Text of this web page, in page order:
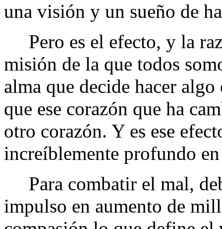
una visión y un sueño de
Pero es el efecto, y la
misión de la que todos
alma que decide hacer
que ese corazón que ha
otro corazón. Y es ese
increíblemente profundo
Para combatir el mal,
impulso en aumento de